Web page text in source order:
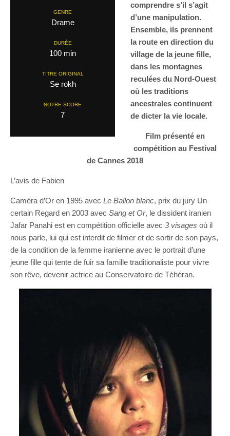
GENRE
Drame
DURÉE
100 min
TITRE ORIGINAL
Se rokh
NOTRE SCORE
7
comprendre s’il s’agit
d’une manipulation.
Ensemble, ils prennent
la route en direction du
village de la jeune fille,
dans les montagnes
reculées du Nord-Ouest
où les traditions
ancestrales continuent
de dicter la vie locale.
Film présenté en
compétition au Festival
de Cannes 2018
L’avis de Fabien
Caméra d’Or en 1995 avec Le Ballon blanc, prix du jury Un
certain Regard en 2003 avec Sang et Or, le dissident iranien
Jafar Panahi est en compétition officielle avec 3 visages où il
nous parle, lui qui est interdit de filmer et de sortir de son pays,
de la condition de la femme iranienne avec le portrait d’une
jeune fille qui tente de fuir sa famille traditionaliste pour vivre
son rêve, devenir actrice au Conservatoire de Téhéran.